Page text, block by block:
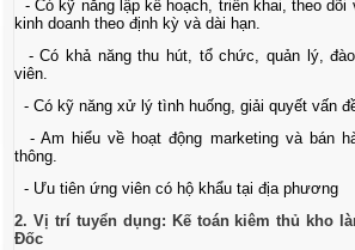
- Có kỹ năng lập kế hoạch, triển khai, theo
kinh doanh theo định kỳ và dài hạn.
- Có khả năng thu hút, tổ chức, quản lý,
viên.
- Có kỹ năng xử lý tình huống, giải quyết vấn
- Am hiểu về hoạt động marketing và bán
thông.
- Ưu tiên ứng viên có hộ khẩu tại địa phương
2. Vị trí tuyển dụng: Kế toán kiêm thủ kho
Đốc